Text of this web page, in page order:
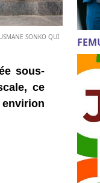
SONKO QUI
sous-
ce